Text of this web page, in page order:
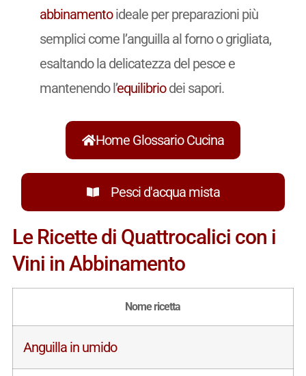
abbinamentoideale per preparazioni più
semplici come l’anguilla al forno o grigliata,
esaltando la delicatezza del pesce e
mantenendo l’equilibriodei sapori.
Home Glossario Cucina
Pesci d'acqua mista
Le Ricette di Quattrocalici con i
Vini in Abbinamento
Nome ricetta
Anguilla in umido